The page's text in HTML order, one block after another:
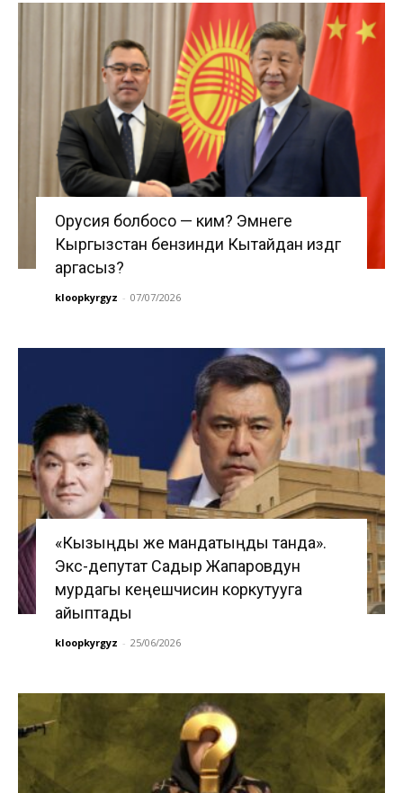
Орусия болбосо — ким? Эмнеге
Кыргызстан бензинди Кытайдан издөөгө
аргасыз?
kloopkyrgyz - 07/07/2026
«Кызыңды же мандатыңды танда».
Экс-депутат Садыр Жапаровдун
мурдагы кеңешчисин коркутууга
айыптады
kloopkyrgyz - 25/06/2026